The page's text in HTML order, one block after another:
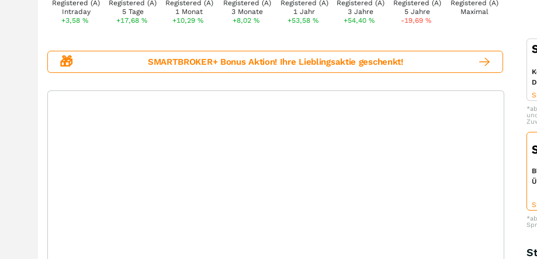
+3,58% +17,68 % +10,29% +8,02% +53,58% +54,40% -19,69 %
🎁 SMARTBROKER+ Bonus Aktion! Ihre Lieblingsaktie geschenkt!